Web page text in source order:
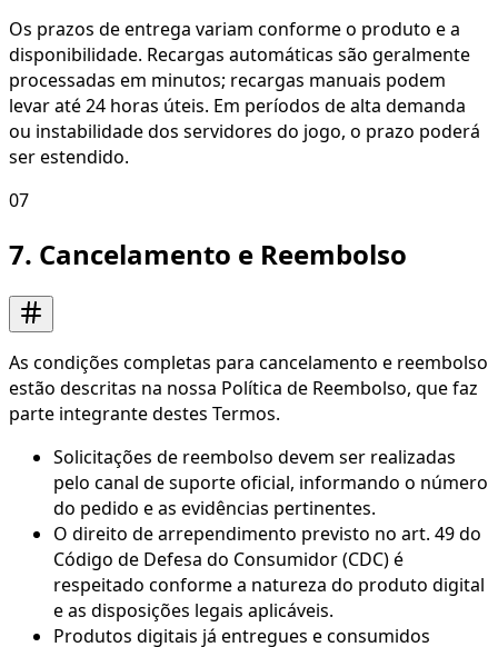
Os prazos de entrega variam conforme o produto e a
disponibilidade. Recargas automáticas são geralmente
processadas em minutos; recargas manuais podem
levar até 24 horas úteis. Em períodos de alta demanda
ou instabilidade dos servidores do jogo, o prazo poderá
ser estendido.
07
7. Cancelamento e Reembolso
As condições completas para cancelamento e reembolso
estão descritas na nossa Política de Reembolso, que faz
parte integrante destes Termos.
Solicitações de reembolso devem ser realizadas
pelo canal de suporte oficial, informando o número
do pedido e as evidências pertinentes.
O direito de arrependimento previsto no art. 49 do
Código de Defesa do Consumidor (CDC) é
respeitado conforme a natureza do produto digital
e as disposições legais aplicáveis.
Produtos digitais já entregues e consumidos